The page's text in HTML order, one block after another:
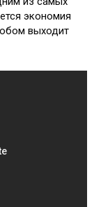
экономия
выходит